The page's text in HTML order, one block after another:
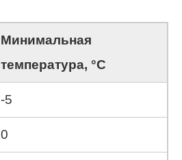
Минимальная
температура, °C
-5
0